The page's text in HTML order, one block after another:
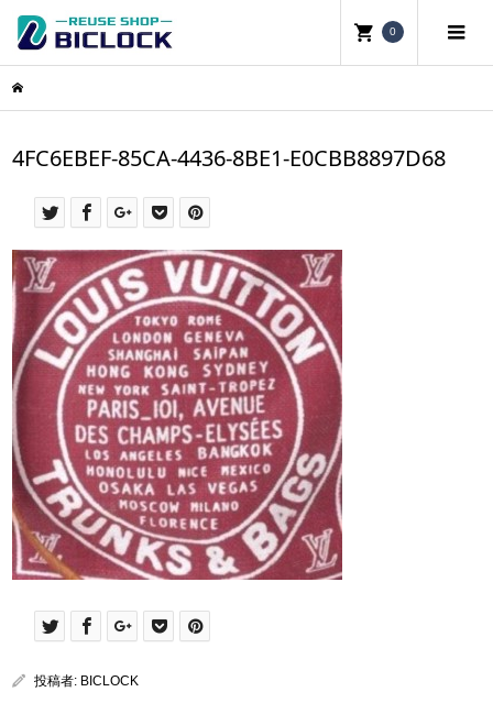
0
4FC6EBEF-85CA-4436-8BE1-E0CBB8897D68
投稿者: BICLOCK